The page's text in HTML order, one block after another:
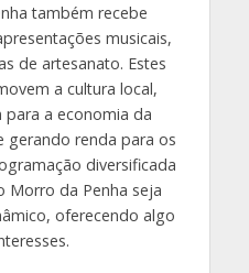
também recebe
musicais,
de artesanato. Estes
a cultura local,
a economia da
gerando renda para os
diversificada
Morro da Penha seja
oferecendo algo